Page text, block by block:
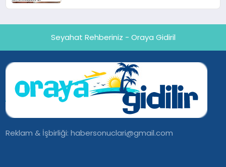
Seyahat Rehberiniz - Oraya Gidiril
Reklam & İşbirliği:habersonuclari@gmail.com